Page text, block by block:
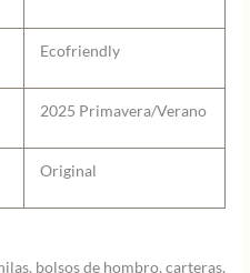
Ecofriendly
2025 Primavera/Verano
Original
bolsos de hombro, carteras,